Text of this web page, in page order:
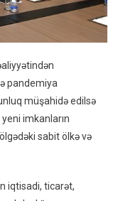
pandemiya
müşahidə edilsə
imkanların
sabit ölkə və
iqtisadi, ticarət,